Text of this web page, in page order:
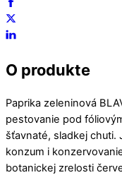
O produkte
Paprika zeleninová
pestovanie pod
šťavnaté, sladkej chuti.
konzum i
botanickej zrelosti